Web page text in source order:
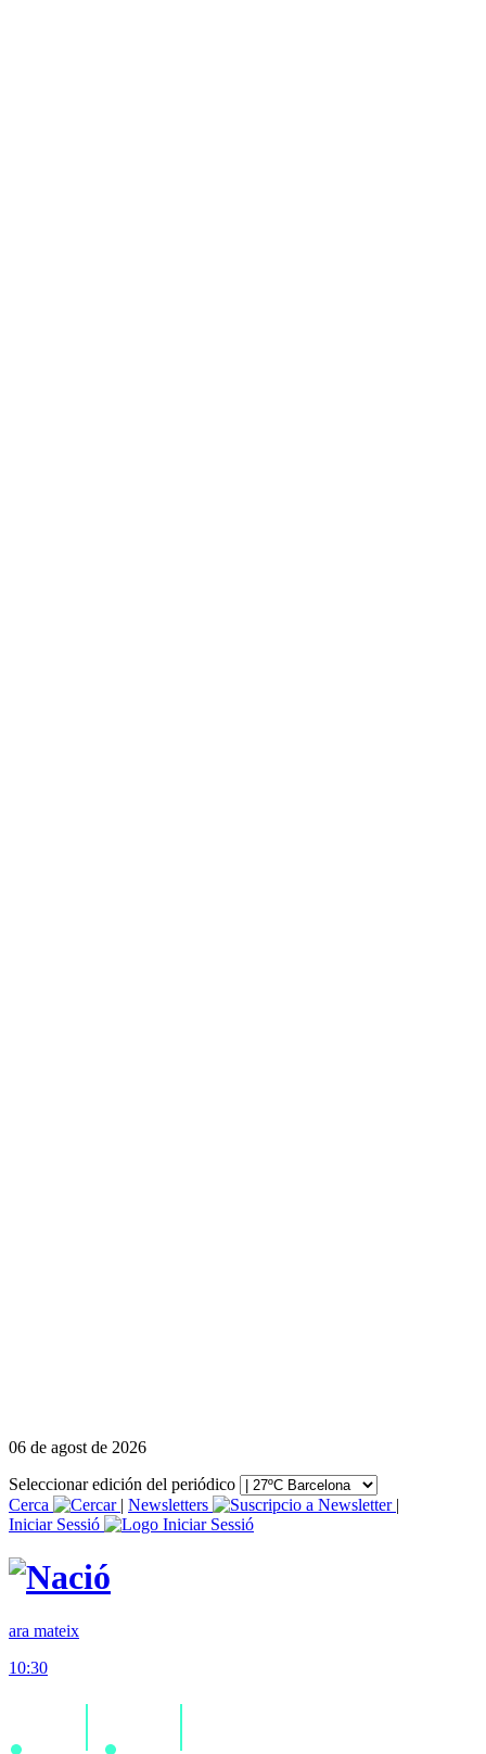
06 de agost de 2026
Seleccionar edición del periódico
Cerca
| Newsletters
|
Iniciar Sessió
ara mateix
10:30